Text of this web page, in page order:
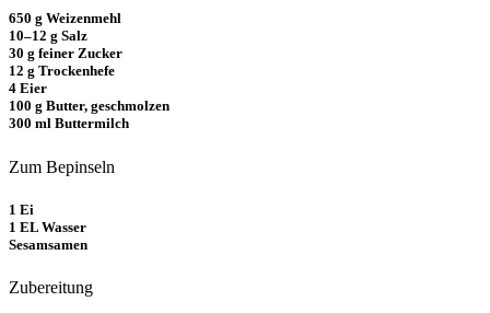
650 g Weizenmehl
10–12 g Salz
30 g feiner Zucker
12 g Trockenhefe
4 Eier
100 g Butter, geschmolzen
300 ml Buttermilch
Zum Bepinseln
1 Ei
1 EL Wasser
Sesamsamen
Zubereitung